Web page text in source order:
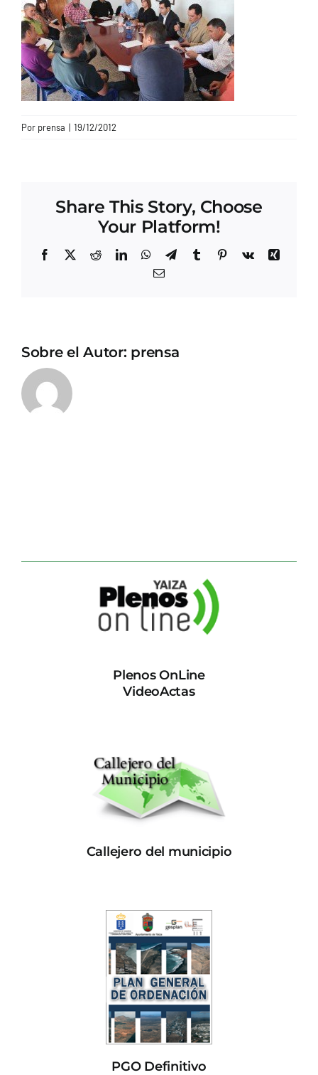
CONTACTO
Por prensa | 19/12/2012
Share This Story, Choose
Your Platform!
Facebook
X RedditLinkedInWhatsApp
TelegramTumblrPinterest
Vk
Xing
Correo
Sobre el Autor: prensa
Plenos OnLine
VideoActas
Callejero del municipio
PGO Definitivo